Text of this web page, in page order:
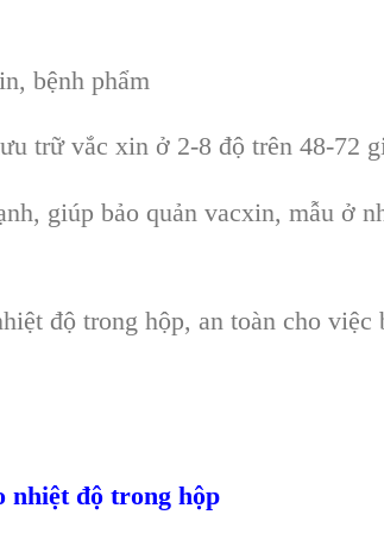
bệnh phẩm
trữ vắc xin ở 2-8 độ trên 48-72
giúp bảo quản vacxin, mẫu ở
độ trong hộp, an toàn cho việc
nhiệt độ trong hộp